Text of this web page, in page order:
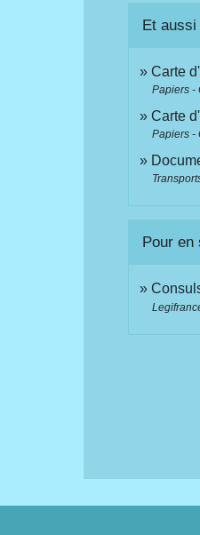
Et aussi
Carte
Papiers -
Carte
Papiers -
Pour en